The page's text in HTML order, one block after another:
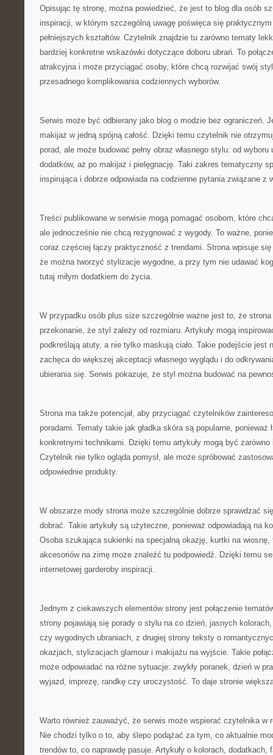
Opisując tę stronę, można powiedzieć, że jest to blog dla osób
inspiracji, w którym szczególną uwagę poświęca się
pełniejszych kształtów. Czytelnik znajdzie tu zarówno tematy
bardziej konkretne wskazówki dotyczące doboru ubrań. To
atrakcyjna i może przyciągać osoby, które chcą rozwijać swój
przesadnego komplikowania codziennych wyborów.
Serwis może być odbierany jako blog o modzie bez ograniczeń.
makijaż w jedną spójną całość. Dzięki temu czytelnik nie
porad, ale może budować pełny obraz własnego stylu: od
dodatków, aż po makijaż i pielęgnację. Taki zakres tematyczny
inspirująca i dobrze odpowiada na codzienne pytania związane z
Treści publikowane w serwisie mogą pomagać osobom, które
ale jednocześnie nie chcą rezygnować z wygody. To ważne,
coraz częściej łączy praktyczność z trendami. Strona wpisuje
że można tworzyć stylizacje wygodne, a przy tym nie udawać
tutaj miłym dodatkiem do życia.
W przypadku osób plus size szczególnie ważne jest to, że strona
przekonanie, że styl zależy od rozmiaru. Artykuły mogą
podkreślają atuty, a nie tylko maskują ciało. Takie podejście jest
zachęca do większej akceptacji własnego wyglądu i do
ubierania się. Serwis pokazuje, że styl można budować na
Strona ma także potencjał, aby przyciągać czytelników
poradami. Tematy takie jak gładka skóra są popularne, ponieważ
konkretnymi technikami. Dzięki temu artykuły mogą być
Czytelnik nie tylko ogląda pomysł, ale może spróbować
odpowiednie produkty.
W obszarze mody strona może szczególnie dobrze sprawdzać
dobrać. Takie artykuły są użyteczne, ponieważ odpowiadają na
Osoba szukająca sukienki na specjalną okazję, kurtki na
akcesoriów na zimę może znaleźć tu podpowiedź. Dzięki temu
internetowej garderoby inspiracji.
Jednym z ciekawszych elementów strony jest połączenie
strony pojawiają się porady o stylu na co dzień, jasnych
czy wygodnych ubraniach, z drugiej strony teksty o
okazjach, stylizacjach glamour i makijażu na wyjście. Takie
może odpowiadać na różne sytuacje: zwykły poranek, dzień w
wyjazd, imprezę, randkę czy uroczystość. To daje stronie
Warto również zauważyć, że serwis może wspierać czytelnika w
Nie chodzi tylko o to, aby ślepo podążać za tym, co aktualnie
trendów to, co naprawdę pasuje. Artykuły o kolorach, dodatkach,